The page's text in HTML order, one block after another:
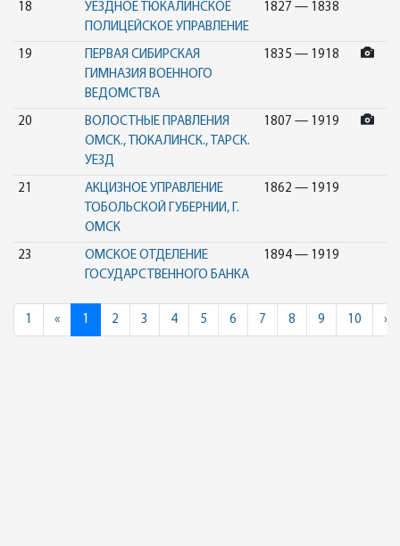
18
УЕЗДНОЕ ТЮКАЛИНСКОЕ
ПОЛИЦЕЙСКОЕ УПРАВЛЕНИЕ
1827 — 1838
19
ПЕРВАЯ СИБИРСКАЯ
ГИМНАЗИЯ ВОЕННОГО
ВЕДОМСТВА
1835 — 1918
20
ВОЛОСТНЫЕ ПРАВЛЕНИЯ
ОМСК., ТЮКАЛИНСК., ТАРСК.
УЕЗД
1807 — 1919
21
АКЦИЗНОЕ УПРАВЛЕНИЕ
ТОБОЛЬСКОЙ ГУБЕРНИИ, Г.
ОМСК
1862 — 1919
23
ОМСКОЕ ОТДЕЛЕНИЕ
ГОСУДАРСТВЕННОГО БАНКА
1894 — 1919
1 «Previous
1 2 3 4 5 6 7 8 9 10 »